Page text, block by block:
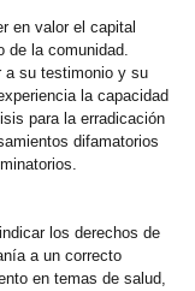
en valor el capital
de la comunidad.
a su testimonio y su
la capacidad
para la erradicación
difamatorios
los derechos de
a un correcto
en temas de salud,